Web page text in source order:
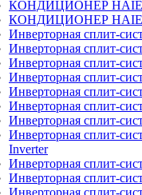
КОНДИЦИОНЕР
КОНДИЦИОНЕР
Инверторная сплит-
Инверторная сплит-
Инверторная сплит-
Инверторная сплит-
Инверторная сплит-
Инверторная сплит-
Инверторная сплит-
Инверторная сплит-
Inverter
Инверторная сплит-
Инверторная сплит-
Инверторная сплит-